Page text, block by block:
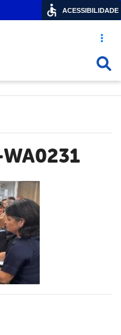
Acesso
ACESSIBILIDADE